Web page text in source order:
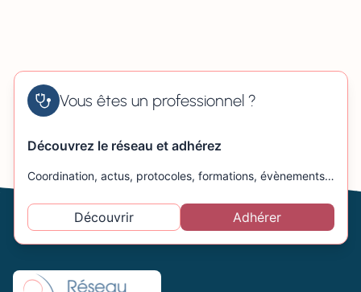
Vous êtes un professionnel ?
Découvrez le réseau et adhérez
Coordination, actus, protocoles, formations, évènements…
Découvrir Adhérer